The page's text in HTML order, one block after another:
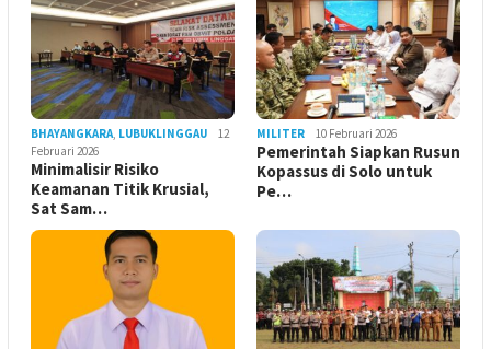
BHAYANGKARA, LUBUKLINGGAU
12
Februari 2026
Minimalisir Risiko
Keamanan Titik Krusial,
Sat Sam…
MILITER 10 Februari 2026
Pemerintah Siapkan Rusun
Kopassus di Solo untuk
Pe…